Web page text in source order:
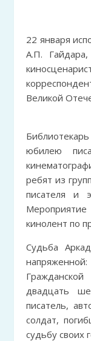
22 января исполнилось 120 лет со дня рождения
А.П. Гайдара,
Великой
юбилею
ребят из
писателя и
кинолент по
Судьба
двадцать
писатель,
солдат,
судьбу своих